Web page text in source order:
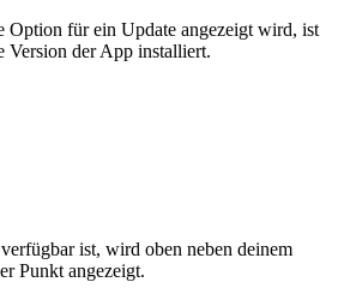
Option für ein Update angezeigt wird, ist
Version der App installiert.
ist, wird oben neben deinem
Punkt angezeigt.